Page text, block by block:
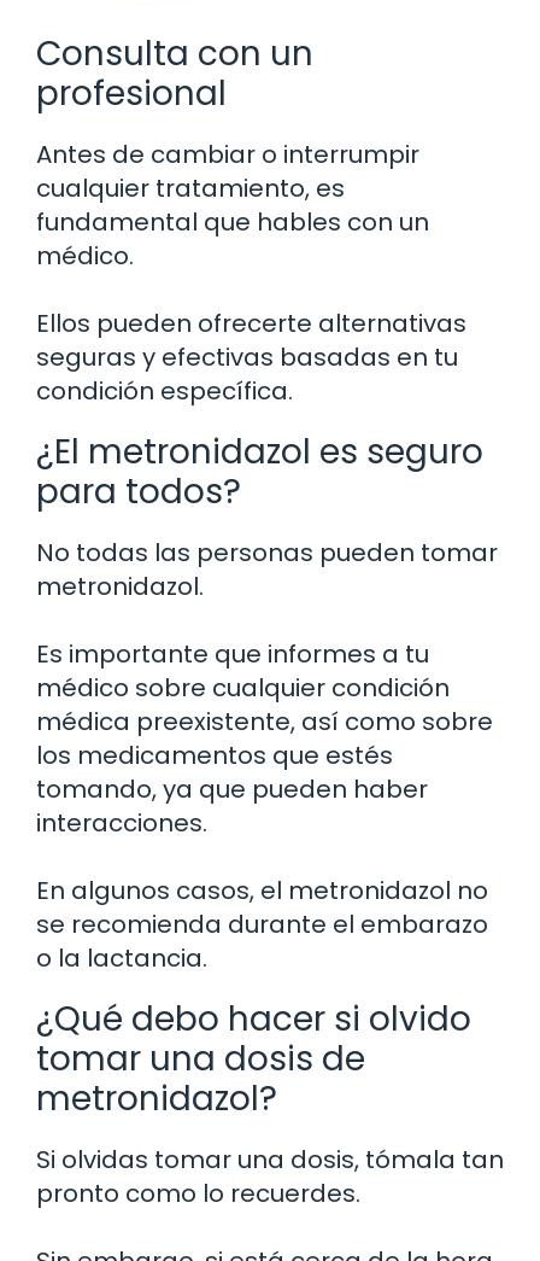
Consulta con un
profesional
Antes de cambiar o interrumpir
cualquier tratamiento, es
fundamental que hables con un
médico.
Ellos pueden ofrecerte alternativas
seguras y efectivas basadas en tu
condición específica.
¿El metronidazol es seguro
para todos?
No todas las personas pueden tomar
metronidazol.
Es importante que informes a tu
médico sobre cualquier condición
médica preexistente, así como sobre
los medicamentos que estés
tomando, ya que pueden haber
interacciones.
En algunos casos, el metronidazol no
se recomienda durante el embarazo
o la lactancia.
¿Qué debo hacer si olvido
tomar una dosis de
metronidazol?
Si olvidas tomar una dosis, tómala tan
pronto como lo recuerdes.